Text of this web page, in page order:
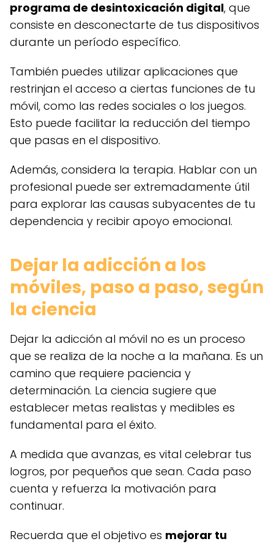
programa de desintoxicación digital, que
consiste en desconectarte de tus dispositivos
durante un período específico.
También puedes utilizar aplicaciones que
restrinjan el acceso a ciertas funciones de tu
móvil, como las redes sociales o los juegos.
Esto puede facilitar la reducción del tiempo
que pasas en el dispositivo.
Además, considera la terapia. Hablar con un
profesional puede ser extremadamente útil
para explorar las causas subyacentes de tu
dependencia y recibir apoyo emocional.
Dejar la adicción a los
móviles, paso a paso, según
la ciencia
Dejar la adicción al móvil no es un proceso
que se realiza de la noche a la mañana. Es un
camino que requiere paciencia y
determinación. La ciencia sugiere que
establecer metas realistas y medibles es
fundamental para el éxito.
A medida que avanzas, es vital celebrar tus
logros, por pequeños que sean. Cada paso
cuenta y refuerza la motivación para
continuar.
Recuerda que el objetivo es mejorar tu